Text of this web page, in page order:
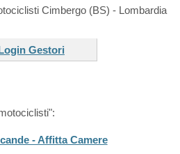
Cimbergo (BS) - Lombardia
Gestori
- Affitta Camere